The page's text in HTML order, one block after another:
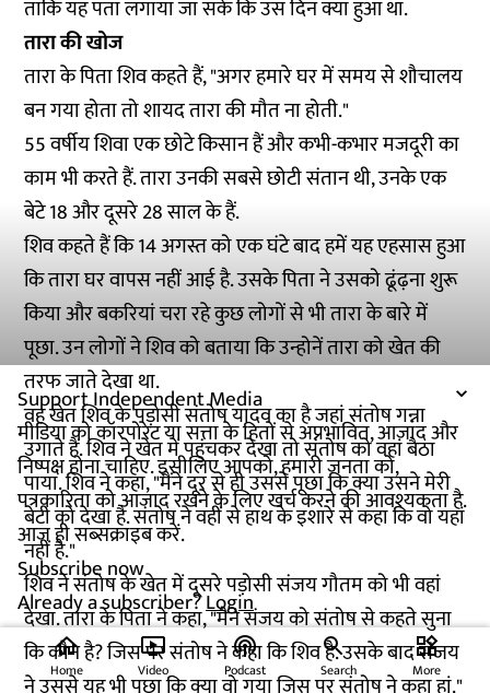
Support Independent Media
मीडिया को कॉरपोरेट या सत्ता के हितों से अप्रभावित, आजाद और
निष्पक्ष होना चाहिए. इसीलिए आपको, हमारी जनता को,
पत्रकारिता को आजाद रखने के लिए खर्च करने की आवश्यकता है.
आज ही सब्सक्राइब करें.
Subscribe now
Already a subscriber?Login
ताकि यह पता लगाया जा सके कि उस दिन क्या हुआ था.
तारा की खोज
तारा के पिता शिव कहते हैं, "अगर हमारे घर में समय से शौचालय
बन गया होता तो शायद तारा की मौत ना होती."
55 वर्षीय शिवा एक छोटे किसान हैं और कभी-कभार मजदूरी का
काम भी करते हैं. तारा उनकी सबसे छोटी संतान थी, उनके एक
बेटे 18 और दूसरे 28 साल के हैं.
शिव कहते हैं कि 14 अगस्त को एक घंटे बाद हमें यह एहसास हुआ
कि तारा घर वापस नहीं आई है. उसके पिता ने उसको ढूंढ़ना शुरू
किया और बकरियां चरा रहे कुछ लोगों से भी तारा के बारे में
पूछा. उन लोगों ने शिव को बताया कि उन्होनें तारा को खेत की
तरफ जाते देखा था.
वह खेत शिव के पड़ोसी संतोष यादव का है जहां संतोष गन्ना
उगाते हैं. शिव ने खेत में पहुंचकर देखा तो संतोष को वहां बैठा
पाया. शिव ने कहा, "मैंने दूर से ही उससे पूछा कि क्या उसने मेरी
बेटी को देखा है. संतोष ने वहीं से हाथ के इशारे से कहा कि वो यहां
नहीं है."
शिव ने संतोष के खेत में दूसरे पड़ोसी संजय गौतम को भी वहां
देखा. तारा के पिता ने कहा, "मैंने संजय को संतोष से कहते सुना
कि कौन है? जिस पर संतोष ने कहा कि शिव है. उसके बाद संजय
home
Home
ondemand_video
Video
podcasts
Podcast Search
widgets
More